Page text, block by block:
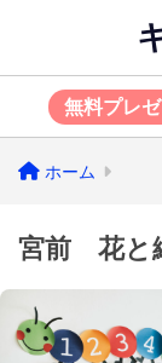
無料プレゼ
ホーム
宮前 花と